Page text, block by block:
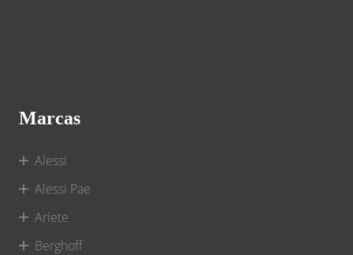
Marcas
Alessi
Alessi Pae
Ariete
Berghoff